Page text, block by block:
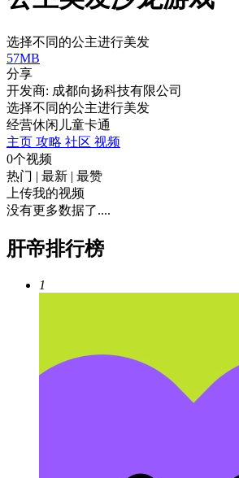
选择不同的公主进行美发
57MB
分享
开发商: 成都向扬科技有限公司
选择不同的公主进行美发
经营休闲 儿童卡通
主页 攻略 社区 视频
0个视频
热门 | 最新 | 最赞
上传我的视频
没有更多数据了....
肝帝排行榜
1